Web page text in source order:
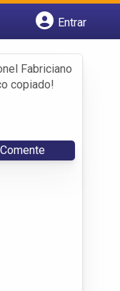
Entrar
Fabriciano
copiado!
Comente